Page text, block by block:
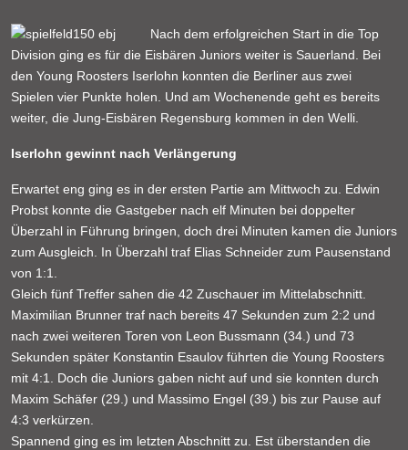
Nach dem erfolgreichen Start in die Top
Division ging es für die Eisbären Juniors weiter is Sauerland. Bei
den Young Roosters Iserlohn konnten die Berliner aus zwei
Spielen vier Punkte holen. Und am Wochenende geht es bereits
weiter, die Jung-Eisbären Regensburg kommen in den Welli.
Iserlohn gewinnt nach Verlängerung
Erwartet eng ging es in der ersten Partie am Mittwoch zu. Edwin
Probst konnte die Gastgeber nach elf Minuten bei doppelter
Überzahl in Führung bringen, doch drei Minuten kamen die Juniors
zum Ausgleich. In Überzahl traf Elias Schneider zum Pausenstand
von 1:1.
Gleich fünf Treffer sahen die 42 Zuschauer im Mittelabschnitt.
Maximilian Brunner traf nach bereits 47 Sekunden zum 2:2 und
nach zwei weiteren Toren von Leon Bussmann (34.) und 73
Sekunden später Konstantin Esaulov führten die Young Roosters
mit 4:1. Doch die Juniors gaben nicht auf und sie konnten durch
Maxim Schäfer (29.) und Massimo Engel (39.) bis zur Pause auf
4:3 verkürzen.
Spannend ging es im letzten Abschnitt zu. Est überstanden die